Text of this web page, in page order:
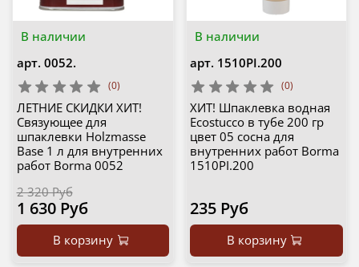
В наличии
арт. 0052.
(0)
ЛЕТНИЕ СКИДКИ ХИТ!
Связующее для
шпаклевки Holzmasse
Base 1 л для внутренних
работ Borma 0052
2 320 Руб
1 630 Руб
В корзину
В наличии
арт. 1510PI.200
(0)
ХИТ! Шпаклевка водная
Ecostucco в тубе 200 гр
цвет 05 сосна для
внутренних работ Borma
1510PI.200
235 Руб
В корзину